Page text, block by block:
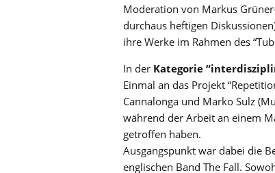
Moderation von Markus
durchaus heftigen
ihre Werke im Rahmen des
In der Kategorie
Einmal an das Projekt
Cannalonga und Marko Sulz
während der Arbeit an einem
getroffen haben.
Ausgangspunkt war dabei die
englischen Band The Fall.